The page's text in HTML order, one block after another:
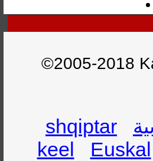
©2005-2018
shqiptar
keel
Euskal